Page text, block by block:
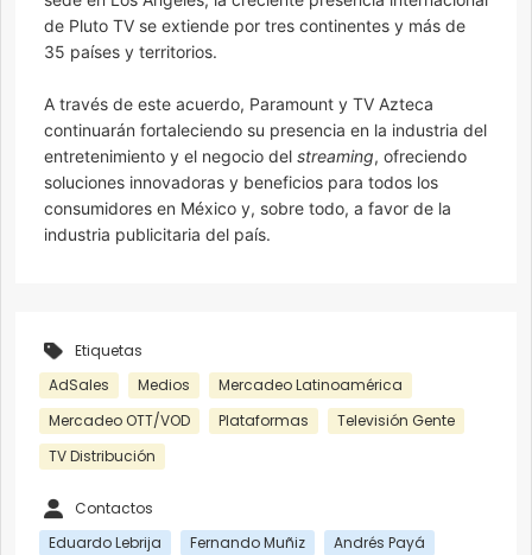
de Pluto TV se extiende por tres continentes y más de
35 países y territorios.
A través de este acuerdo, Paramount y TV Azteca
continuarán fortaleciendo su presencia en la industria del
entretenimiento y el negocio del streaming, ofreciendo
soluciones innovadoras y beneficios para todos los
consumidores en México y, sobre todo, a favor de la
industria publicitaria del país.
Etiquetas
AdSales
Medios
Mercadeo Latinoamérica
Mercadeo OTT/VOD
Plataformas
Televisión Gente
TV Distribución
Contactos
Eduardo Lebrija
Fernando Muñiz
Andrés Payá